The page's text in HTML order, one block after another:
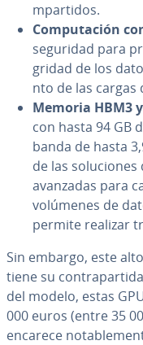
m­pa­r­ti­dos.
Co­mpu­tación
seguridad para
gri­dad de los
n­to de las cargas
Memoria HBM3
con hasta 94 GB
banda de hasta
de las
avanzadas para
volúmenes de
permite realizar
Sin embargo, este
tiene su
del modelo, estas
000 euros (entre 35
encarece